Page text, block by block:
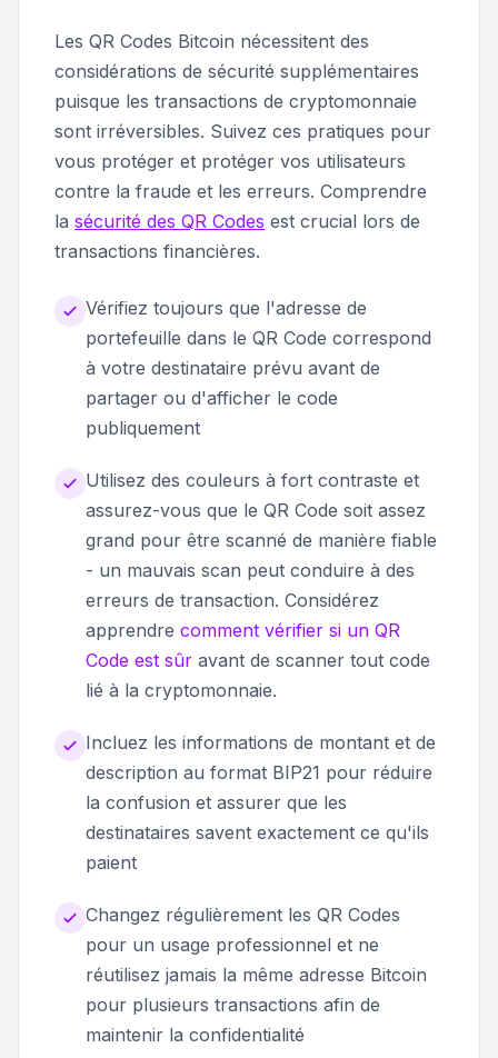
Les QR Codes Bitcoin nécessitent des
considérations de sécurité supplémentaires
puisque les transactions de cryptomonnaie
sont irréversibles. Suivez ces pratiques pour
vous protéger et protéger vos utilisateurs
contre la fraude et les erreurs. Comprendre
la sécurité des QR Codes est crucial lors de
transactions financières.
Vérifiez toujours que l'adresse de
portefeuille dans le QR Code correspond
à votre destinataire prévu avant de
partager ou d'afficher le code
publiquement
Utilisez des couleurs à fort contraste et
assurez-vous que le QR Code soit assez
grand pour être scanné de manière fiable
- un mauvais scan peut conduire à des
erreurs de transaction. Considérez
apprendre comment vérifier si un QR
Code est sûr avant de scanner tout code
lié à la cryptomonnaie.
Incluez les informations de montant et de
description au format BIP21 pour réduire
la confusion et assurer que les
destinataires savent exactement ce qu'ils
paient
Changez régulièrement les QR Codes
pour un usage professionnel et ne
réutilisez jamais la même adresse Bitcoin
pour plusieurs transactions afin de
maintenir la confidentialité